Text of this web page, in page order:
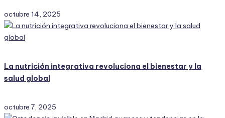
octubre 14, 2025
La nutrición integrativa revoluciona el bienestar y la
salud global
octubre 7, 2025